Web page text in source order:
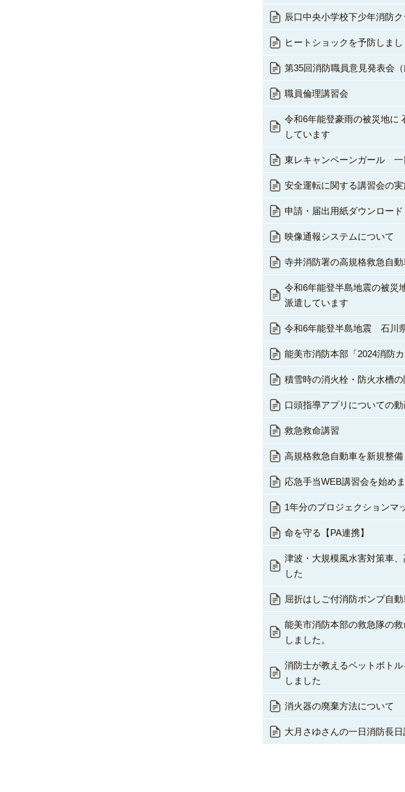
辰口中央小学校下少年消防
ヒートショックを予防しまし
第35回消防職員意見発表会
職員倫理講習会
令和6年能登豪雨の被災地に
しています
東レキャンペーンガール 一
安全運転に関する講習会の実
申請・届出用紙ダウンロード
映像通報システムについて
寺井消防署の高規格救急自
令和6年能登半島地震の被災
派遣しています
令和6年能登半島地震 石川
能美市消防本部「2024消防
積雪時の消火栓・防火水槽
口頭指導アプリについての
救急救命講習
高規格救急自動車を新規整備
応急手当WEB講習会を始め
1年分のプロジェクションマ
命を守る【PA連携】
津波・大規模風水害対策車
した
屈折はしご付消防ポンプ自
能美市消防本部の救急隊の
しました。
消防士が教えるペットボト
しました
消火器の廃棄方法について
大月さゆさんの一日消防長日